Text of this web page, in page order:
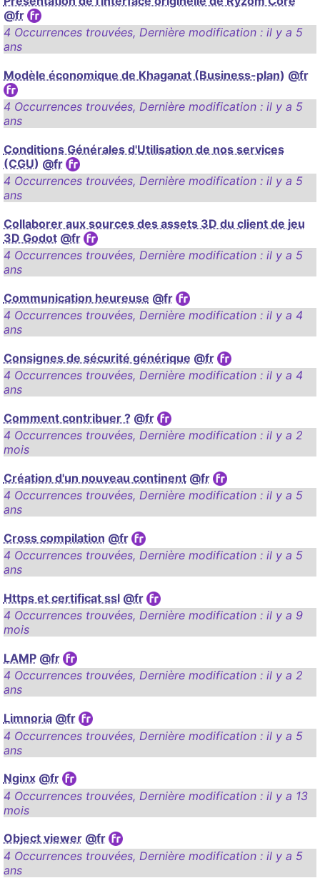
@fr
4 Occurrences trouvées, Dernière modification : il y a 5
ans
Modèle économique de Khaganat (Business-plan) @fr
4 Occurrences trouvées, Dernière modification : il y a 5
ans
Conditions Générales d'Utilisation de nos services
(CGU) @fr
4 Occurrences trouvées, Dernière modification : il y a 5
ans
Collaborer aux sources des assets 3D du client de jeu
3D Godot @fr
4 Occurrences trouvées, Dernière modification : il y a 5
ans
Communication heureuse @fr
4 Occurrences trouvées, Dernière modification : il y a 4
ans
Consignes de sécurité générique @fr
4 Occurrences trouvées, Dernière modification : il y a 4
ans
Comment contribuer ? @fr
4 Occurrences trouvées, Dernière modification : il y a 2
mois
Création d'un nouveau continent @fr
4 Occurrences trouvées, Dernière modification : il y a 5
ans
Cross compilation @fr
4 Occurrences trouvées, Dernière modification : il y a 5
ans
Https et certificat ssl @fr
4 Occurrences trouvées, Dernière modification : il y a 9
mois
LAMP @fr
4 Occurrences trouvées, Dernière modification : il y a 2
ans
Limnoria @fr
4 Occurrences trouvées, Dernière modification : il y a 5
ans
Nginx @fr
4 Occurrences trouvées, Dernière modification : il y a 13
mois
Object viewer @fr
4 Occurrences trouvées, Dernière modification : il y a 5
ans